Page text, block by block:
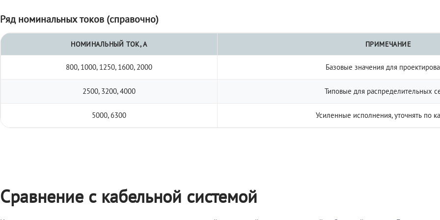
Ряд номинальных токов (справочно)
НОМИНАЛЬНЫЙ ТОК, А ПРИМЕЧАНИЕ
800, 1000, 1250, 1600, 2000 Базовые значения для
2500, 3200, 4000 Типовые для распределительных
5000, 6300 Усиленные исполнения, уточнять по
Сравнение с кабельной системой